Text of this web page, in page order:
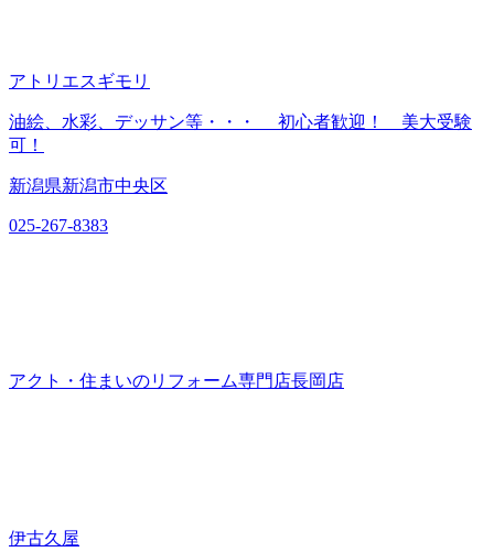
アトリエスギモリ
油絵、水彩、デッサン等・・・ 初心者歓迎！ 美大受験
可！
新潟県新潟市中央区
025-267-8383
アクト・住まいのリフォーム専門店長岡店
伊古久屋